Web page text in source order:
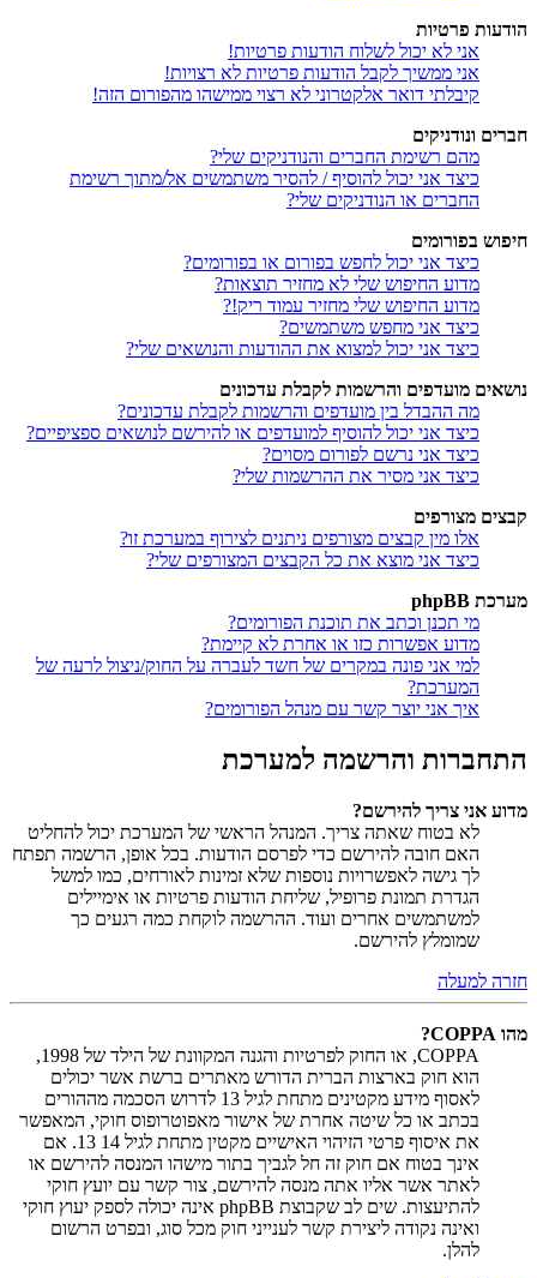
הודעות פרטיות
אני לא יכול לשלוח הודעות פרטיות!
אני ממשיך לקבל הודעות פרטיות לא רצויות!
קיבלתי דואר אלקטרוני לא רצוי ממישהו מהפורום הזה!
חברים ונודניקים
מהם רשימת החברים והנודניקים שלי?
כיצד אני יכול להוסיף / להסיר משתמשים אל/מתוך רשימת
החברים או הנודניקים שלי?
חיפוש בפורומים
כיצד אני יכול לחפש בפורום או בפורומים?
מדוע החיפוש שלי לא מחזיר תוצאות?
מדוע החיפוש שלי מחזיר עמוד ריק!?
כיצד אני מחפש משתמשים?
כיצד אני יכול למצוא את ההודעות והנושאים שלי?
נושאים מועדפים והרשמות לקבלת עדכונים
מה ההבדל בין מועדפים והרשמות לקבלת עדכונים?
כיצד אני יכול להוסיף למועדפים או להירשם לנושאים ספציפיים?
כיצד אני נרשם לפורום מסוים?
כיצד אני מסיר את ההרשמות שלי?
קבצים מצורפים
אלו מין קבצים מצורפים ניתנים לצירוף במערכת זו?
כיצד אני מוצא את כל הקבצים המצורפים שלי?
מערכת phpBB
מי תכנן וכתב את תוכנת הפורומים?
מדוע אפשרות כזו או אחרת לא קיימת?
למי אני פונה במקרים של חשד לעברה על החוק/ניצול לרעה של
המערכת?
איך אני יוצר קשר עם מנהל הפורומים?
התחברות והרשמה למערכת
מדוע אני צריך להירשם?
לא בטוח שאתה צריך. המנהל הראשי של המערכת יכול להחליט
האם חובה להירשם כדי לפרסם הודעות. בכל אופן, הרשמה תפתח
לך גישה לאפשרויות נוספות שלא זמינות לאורחים, כמו למשל
הגדרת תמונת פרופיל, שליחת הודעות פרטיות או אימיילים
למשתמשים אחרים ועוד. ההרשמה לוקחת כמה רגעים כך
שמומלץ להירשם.
חזרה למעלה
מהו COPPA?
COPPA, או החוק לפרטיות והגנה המקוונת של הילד של 1998,
הוא חוק בארצות הברית הדורש מאתרים ברשת אשר יכולים
לאסוף מידע מקטינים מתחת לגיל 13 לדרוש הסכמה מההורים
בכתב או כל שיטה אחרת של אישור מאפוטרופוס חוקי, המאפשר
את איסוף פרטי הזיהוי האישיים מקטין מתחת לגיל 14 13. אם
אינך בטוח אם חוק זה חל לגביך בתור מישהו המנסה להירשם או
לאתר אשר אליו אתה מנסה להירשם, צור קשר עם יועץ חוקי
להתיעצות. שים לב שקבוצת phpBB אינה יכולה לספק יעוץ חוקי
ואינה נקודה ליצירת קשר לענייני חוק מכל סוג, ובפרט הרשום
להלן.